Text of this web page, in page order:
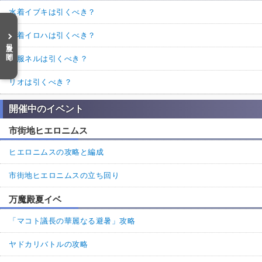
目次を開く
水着イブキは引くべき？
水着イロハは引くべき？
制服ネルは引くべき？
リオは引くべき？
開催中のイベント
市街地ヒエロニムス
ヒエロニムスの攻略と編成
市街地ヒエロニムスの立ち回り
万魔殿夏イベ
「マコト議長の華麗なる避暑」攻略
ヤドカリバトルの攻略